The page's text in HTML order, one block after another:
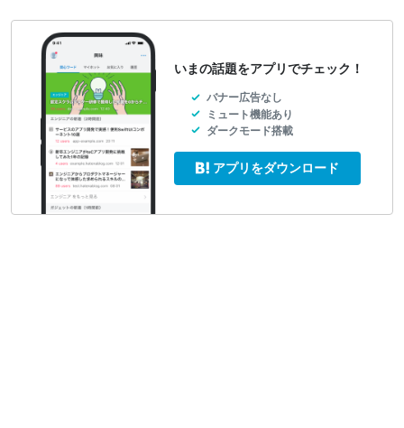
いまの話題をアプリでチェック！
バナー広告なし
ミュート機能あり
ダークモード搭載
アプリをダウンロード